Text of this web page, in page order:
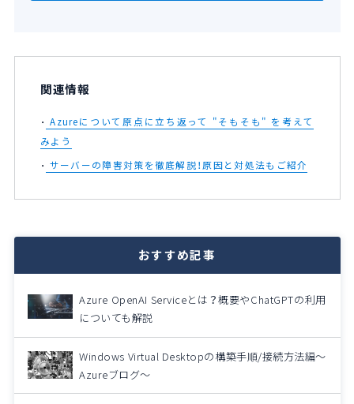
関連情報
Azureについて原点に立ち返って "そもそも" を考えて
みよう
サーバーの障害対策を徹底解説！原因と対処法もご紹介
おすすめ記事
Azure OpenAI Serviceとは？概要やChatGPTの利用
についても解説
Windows Virtual Desktopの構築手順/接続方法編～
Azureブログ～